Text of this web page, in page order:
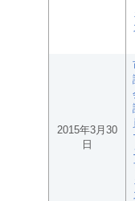
2015年3月30
日